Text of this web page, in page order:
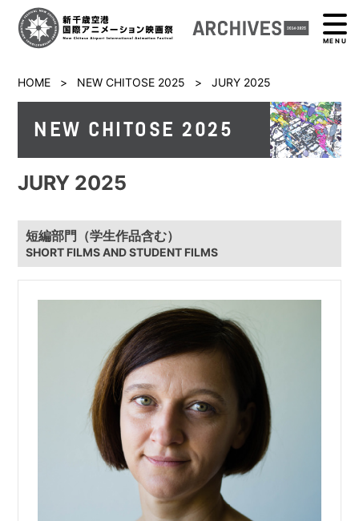
MENU
HOME > NEW CHITOSE 2025 > JURY 2025
NEW CHITOSE 2025
JURY 2025
短編部門（学生作品含む）
SHORT FILMS AND STUDENT FILMS